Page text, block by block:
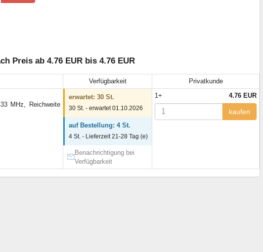
Preis ab 4.76 EUR bis 4.76 EUR
Verfügbarkeit
Privatkunde
MHz, Reichweite
erwartet: 30 St.
30 St. - erwartet 01.10.2026
auf Bestellung: 4 St.
4 St. - Lieferzeit 21-28 Tag (e)
Benachrichtigung bei
Verfügbarkeit
1+ 4.76 EUR
kaufen